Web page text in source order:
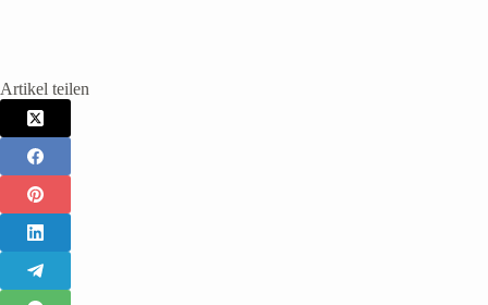
Artikel teilen